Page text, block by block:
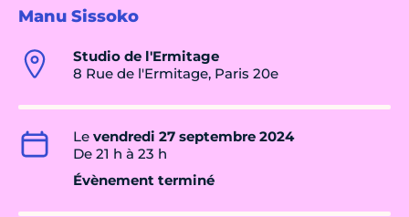
Manu Sissoko
Studio de l'Ermitage
8 Rue de l'Ermitage, Paris 20e
Le vendredi 27 septembre 2024
De 21 h à 23 h
Évènement terminé